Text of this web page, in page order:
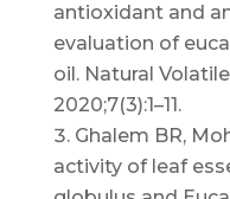
antioxidant and
evaluation of
oil. Natural
2020;7(3):1–11.
Ghalem BR,
activity of leaf